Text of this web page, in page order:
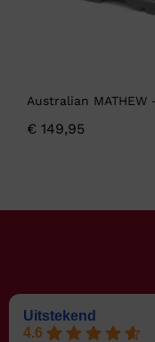
Australian MATHEW
€ 149,95
Uitstekend
4.6